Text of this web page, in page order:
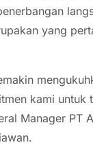
yang
kami untuk
Manager PT